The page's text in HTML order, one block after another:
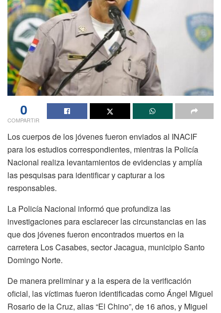
0
COMPARTIR
Los cuerpos de los jóvenes fueron enviados al INACIF
para los estudios correspondientes, mientras la Policía
Nacional realiza levantamientos de evidencias y amplía
las pesquisas para identificar y capturar a los
responsables.
La Policía Nacional informó que profundiza las
investigaciones para esclarecer las circunstancias en las
que dos jóvenes fueron encontrados muertos en la
carretera Los Casabes, sector Jacagua, municipio Santo
Domingo Norte.
De manera preliminar y a la espera de la verificación
oficial, las víctimas fueron identificadas como Ángel Miguel
Rosario de la Cruz, alias “El Chino”, de 16 años, y Miguel